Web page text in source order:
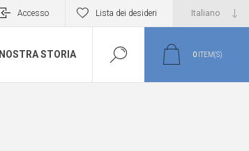
Accesso Lista dei desideri
NOSTRA STORIA 0 ITEM(S)